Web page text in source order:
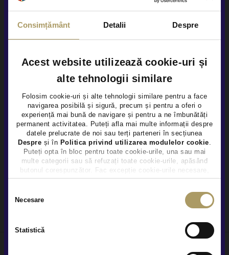
Consimțământ Detalii Despre
Acest website utilizează cookie-uri și
alte tehnologii similare
Folosim cookie-uri și alte tehnologii similare pentru a face
navigarea posibilă și sigură, precum și pentru a oferi o
experiență mai bună de navigare și pentru a ne îmbunătăți
permanent activitatea. Puteți afla mai multe informații despre
datele prelucrate de noi sau terți parteneri în secțiunea
Despre și în Politica privind utilizarea modulelor cookie
Puteți opta în bloc pentru toate cookie-urile, una sau mai
multe categorii sau să refuzați toate cookie-urile, apăsând
butonul corespunzător. Fac excepție cookie-urile necesare,
care sunt activate automat, conform legislației în vigoare.
Necesare
Statistică
Sunteți de acord ca Țiriac Auto să utilizeze informațiile
Da Nu
Sunteți de acord să vă contactăm ocazional pentru sondaje
despre produsele și serviciile Țiriac Auto, în condițiile explicate
aici
Da Nu
Trimite
×